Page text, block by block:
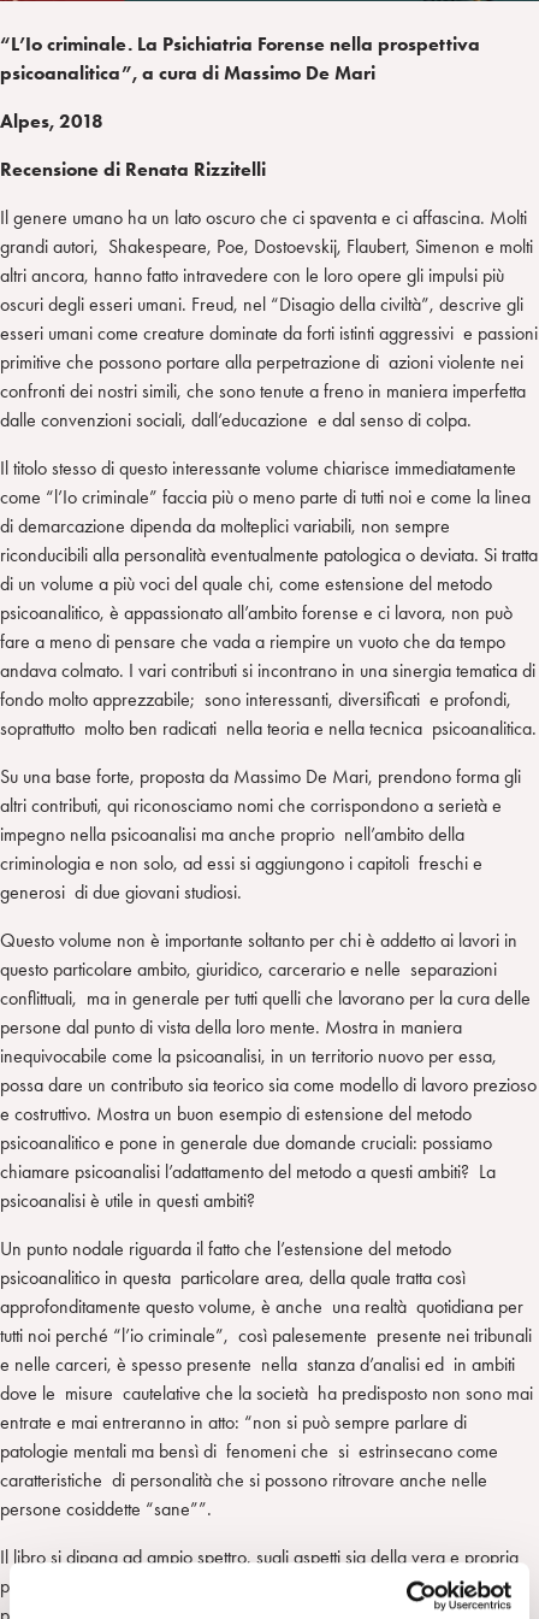
“L’Io criminale. La Psichiatria Forense nella prospettiva
psicoanalitica”, a cura di Massimo De Mari
Alpes, 2018
Recensione di Renata Rizzitelli
Il genere umano ha un lato oscuro che ci spaventa e ci affascina. Molti
grandi autori, Shakespeare, Poe, Dostoevskij, Flaubert, Simenon e molti
altri ancora, hanno fatto intravedere con le loro opere gli impulsi più
oscuri degli esseri umani. Freud, nel “Disagio della civiltà”, descrive gli
esseri umani come creature dominate da forti istinti aggressivi e passioni
primitive che possono portare alla perpetrazione di azioni violente nei
confronti dei nostri simili, che sono tenute a freno in maniera imperfetta
dalle convenzioni sociali, dall’educazione e dal senso di colpa.
Il titolo stesso di questo interessante volume chiarisce immediatamente
come “l’Io criminale” faccia più o meno parte di tutti noi e come la linea
di demarcazione dipenda da molteplici variabili, non sempre
riconducibili alla personalità eventualmente patologica o deviata. Si tratta
di un volume a più voci del quale chi, come estensione del metodo
psicoanalitico, è appassionato all’ambito forense e ci lavora, non può
fare a meno di pensare che vada a riempire un vuoto che da tempo
andava colmato. I vari contributi si incontrano in una sinergia tematica di
fondo molto apprezzabile; sono interessanti, diversificati e profondi,
soprattutto molto ben radicati nella teoria e nella tecnica psicoanalitica.
Su una base forte, proposta da Massimo De Mari, prendono forma gli
altri contributi, qui riconosciamo nomi che corrispondono a serietà e
impegno nella psicoanalisi ma anche proprio nell’ambito della
criminologia e non solo, ad essi si aggiungono i capitoli freschi e
generosi di due giovani studiosi.
Questo volume non è importante soltanto per chi è addetto ai lavori in
questo particolare ambito, giuridico, carcerario e nelle separazioni
conflittuali, ma in generale per tutti quelli che lavorano per la cura delle
persone dal punto di vista della loro mente. Mostra in maniera
inequivocabile come la psicoanalisi, in un territorio nuovo per essa,
possa dare un contributo sia teorico sia come modello di lavoro prezioso
e costruttivo. Mostra un buon esempio di estensione del metodo
psicoanalitico e pone in generale due domande cruciali: possiamo
chiamare psicoanalisi l’adattamento del metodo a questi ambiti? La
psicoanalisi è utile in questi ambiti?
Un punto nodale riguarda il fatto che l’estensione del metodo
psicoanalitico in questa particolare area, della quale tratta così
approfonditamente questo volume, è anche una realtà quotidiana per
tutti noi perché “l’io criminale”, così palesemente presente nei tribunali
e nelle carceri, è spesso presente nella stanza d’analisi ed in ambiti
dove le misure cautelative che la società ha predisposto non sono mai
entrate e mai entreranno in atto: “non si può sempre parlare di
patologie mentali ma bensì di fenomeni che si estrinsecano come
caratteristiche di personalità che si possono ritrovare anche nelle
persone cosiddette “sane””.
Il libro si dipana ad ampio spettro, sugli aspetti sia della vera e propria
psicopatologia, con particolare riferimento alla follia criminale ed alla